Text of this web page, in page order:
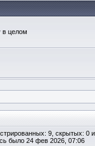
в целом
9, скрытых: 0
было 24 фев 2026, 07:06